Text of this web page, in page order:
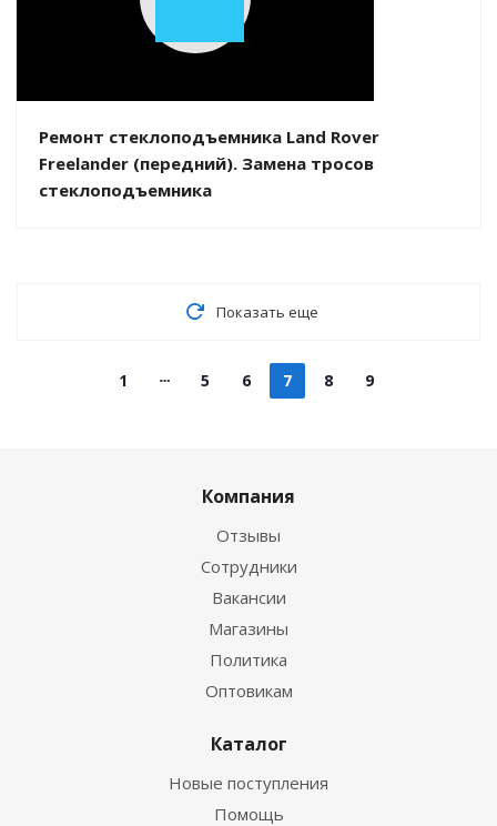
Play
Ремонт стеклоподъемника Land Rover
Freelander (передний). Замена тросов
стеклоподъемника
Показать еще
1 5 6 7 8 9
Компания
Отзывы
Сотрудники
Вакансии
Магазины
Политика
Оптовикам
Каталог
Новые поступления
Помощь